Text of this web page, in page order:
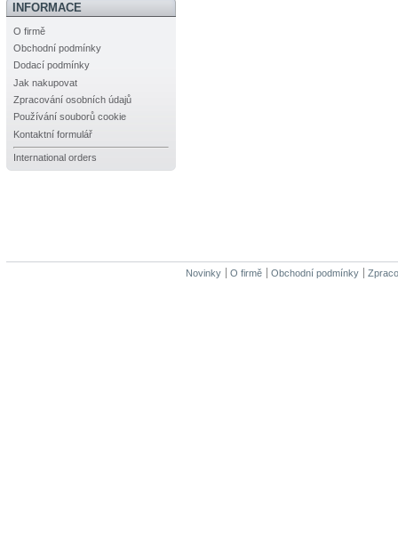
INFORMACE
O firmě
Obchodní podmínky
Dodací podmínky
Jak nakupovat
Zpracování osobních údajů
Používání souborů cookie
Kontaktní formulář
International orders
Novinky O firmě Obchodní podmínky